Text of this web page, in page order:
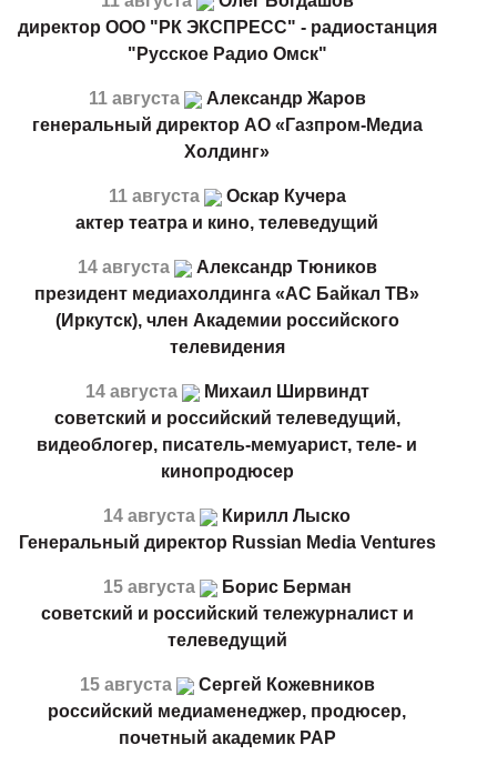
директор ООО "РК ЭКСПРЕСС" - радиостанция
"Русское Радио Омск"
11 августа
Александр Жаров
генеральный директор АО «Газпром-Медиа
Холдинг»
11 августа
Оскар Кучера
актер театра и кино, телеведущий
14 августа
Александр Тюников
президент медиахолдинга «АС Байкал ТВ»
(Иркутск), член Академии российского
телевидения
14 августа
Михаил Ширвиндт
советский и российский телеведущий,
видеоблогер, писатель-мемуарист, теле- и
кинопродюсер
14 августа
Кирилл Лыско
Генеральный директор Russian Media Ventures
15 августа
Борис Берман
советский и российский тележурналист и
телеведущий
15 августа
Сергей Кожевников
российский медиаменеджер, продюсер,
почетный академик РАР